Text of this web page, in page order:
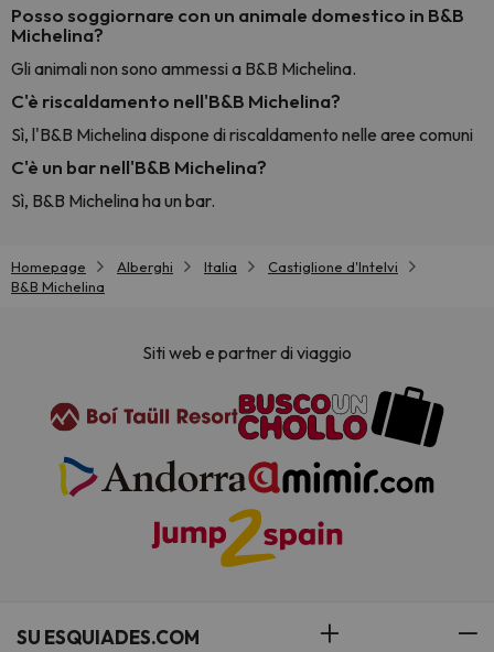
Posso soggiornare con un animale domestico in B&B
Michelina?
Gli animali non sono ammessi a B&B Michelina.
C'è riscaldamento nell'B&B Michelina?
Sì, l'B&B Michelina dispone di riscaldamento nelle aree comuni
C'è un bar nell'B&B Michelina?
Sì, B&B Michelina ha un bar.
Homepage Alberghi Italia
Castiglione d'Intelvi
B&B Michelina
Siti web e partner di viaggio
SU ESQUIADES.COM